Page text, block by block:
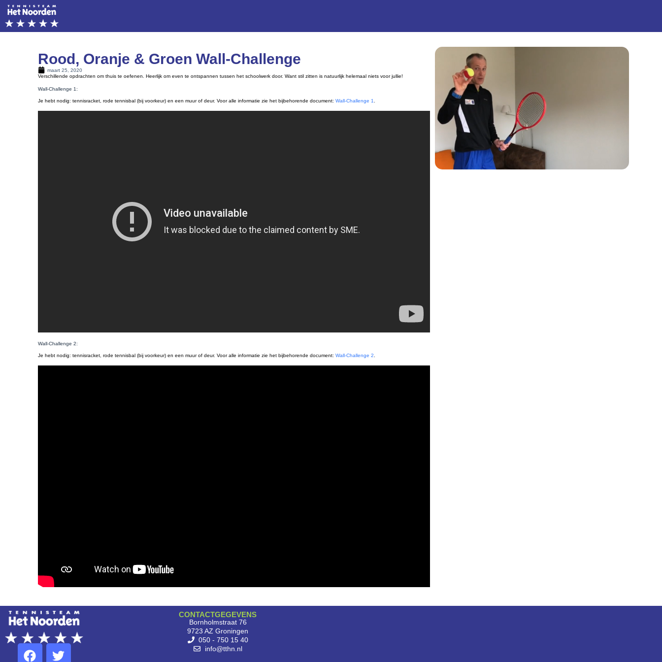
Rood, Oranje & Groen Wall-Challenge
maart 25, 2020
Verschillende opdrachten om thuis te oefenen. Heerlijk om even te ontspannen tussen het schoolwerk door. Want stil zitten is natuurlijk helemaal niets voor jullie!
Wall-Challenge 1:
Je hebt nodig: tennisracket, rode tennisbal (bij voorkeur) en een muur of deur. Voor alle informatie zie het bijbehorende document:Wall-Challenge 1.
Wall-Challenge 2:
Je hebt nodig: tennisracket, rode tennisbal (bij voorkeur) en een muur of deur. Voor alle informatie zie het bijbehorende document:Wall-Challenge 2.
CONTACTGEGEVENS
Bornholmstraat 76
9723 AZ Groningen
050 - 750 15 40
info@tthn.nl